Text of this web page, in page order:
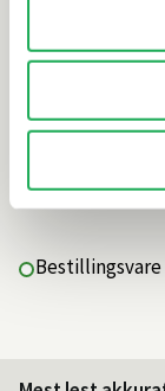
419,–
Bestillingsvare